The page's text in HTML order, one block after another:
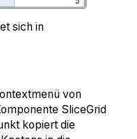
sich in
von
SliceGrid
kopiert die